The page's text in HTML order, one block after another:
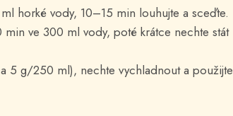
horké vody, 10–15 min louhujte a sceďte.
ve 300 ml vody, poté krátce nechte stát
5 g/250 ml), nechte vychladnout a použijte